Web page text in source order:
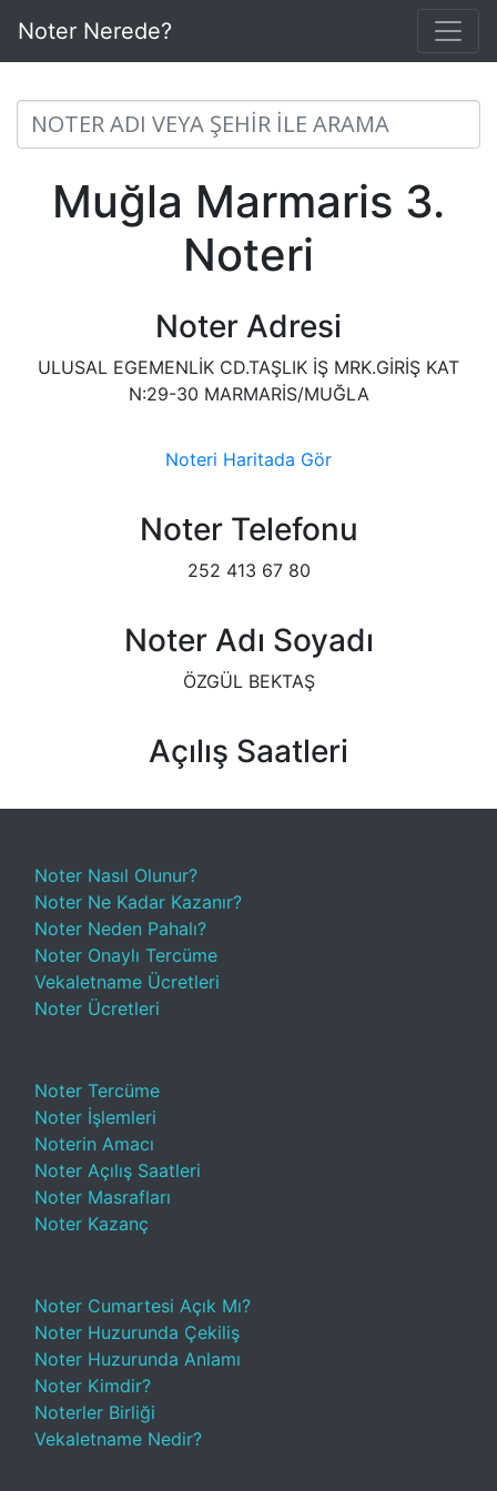
Noter Nerede?
Muğla Marmaris 3.
Noteri
Noter Adresi
ULUSAL EGEMENLİK CD.TAŞLIK İŞ MRK.GİRİŞ KAT
N:29-30 MARMARİS/MUĞLA
Noteri Haritada Gör
Noter Telefonu
252 413 67 80
Noter Adı Soyadı
ÖZGÜL BEKTAŞ
Açılış Saatleri
Noter Nasıl Olunur?
Noter Ne Kadar Kazanır?
Noter Neden Pahalı?
Noter Onaylı Tercüme
Vekaletname Ücretleri
Noter Ücretleri
Noter Tercüme
Noter İşlemleri
Noterin Amacı
Noter Açılış Saatleri
Noter Masrafları
Noter Kazanç
Noter Cumartesi Açık Mı?
Noter Huzurunda Çekiliş
Noter Huzurunda Anlamı
Noter Kimdir?
Noterler Birliği
Vekaletname Nedir?